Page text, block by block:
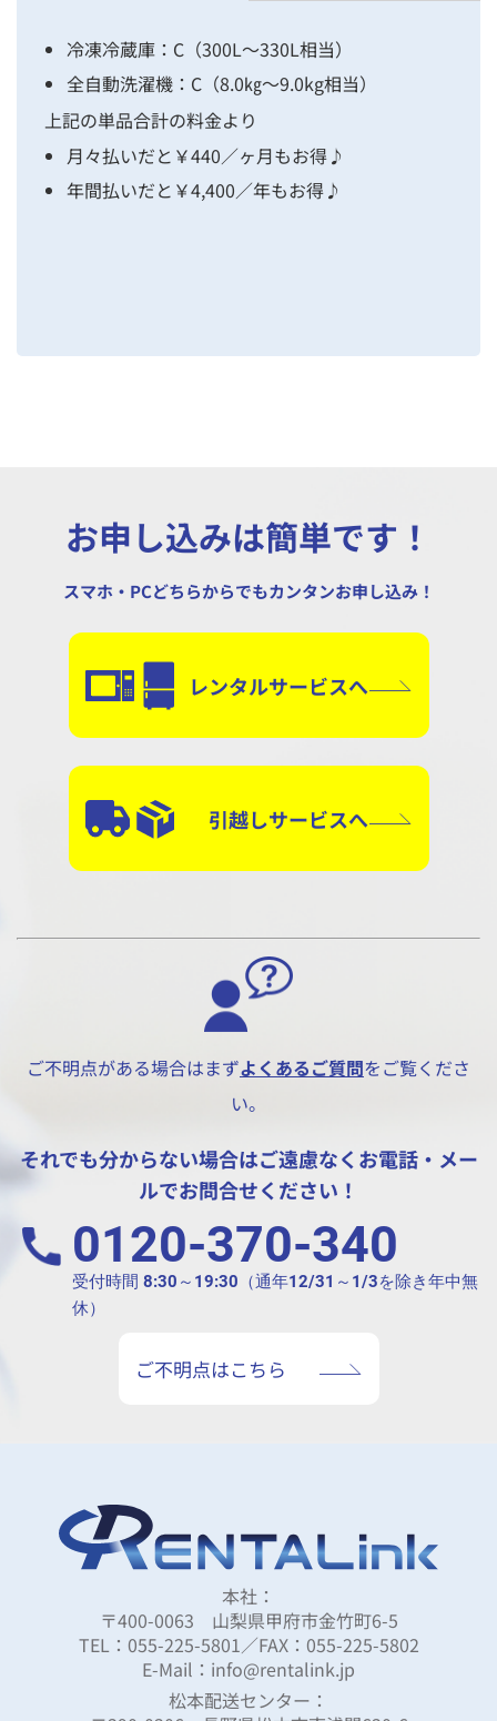
冷凍冷蔵庫：C（300L～330L相当）
全自動洗濯機：C（8.0㎏～9.0kg相当）
上記の単品合計の料金より
月々払いだと￥440／ヶ月もお得♪
年間払いだと￥4,400／年もお得♪
お申し込みは簡単です！
スマホ・PCどちらからでもカンタンお申し込み！
レンタルサービスへ
引越しサービスへ
ご不明点がある場合はまずよくあるご質問をご覧くださ
い。
それでも分からない場合はご遠慮なくお電話・メー
ルでお問合せください！
0120-370-340
受付時間 8:30～19:30（通年12/31～1/3を除き年中無
休）
ご不明点はこちら
本社：
〒400-0063 山梨県甲府市金竹町6-5
TEL：055-225-5801／FAX：055-225-5802
E-Mail：info@rentalink.jp
松本配送センター：